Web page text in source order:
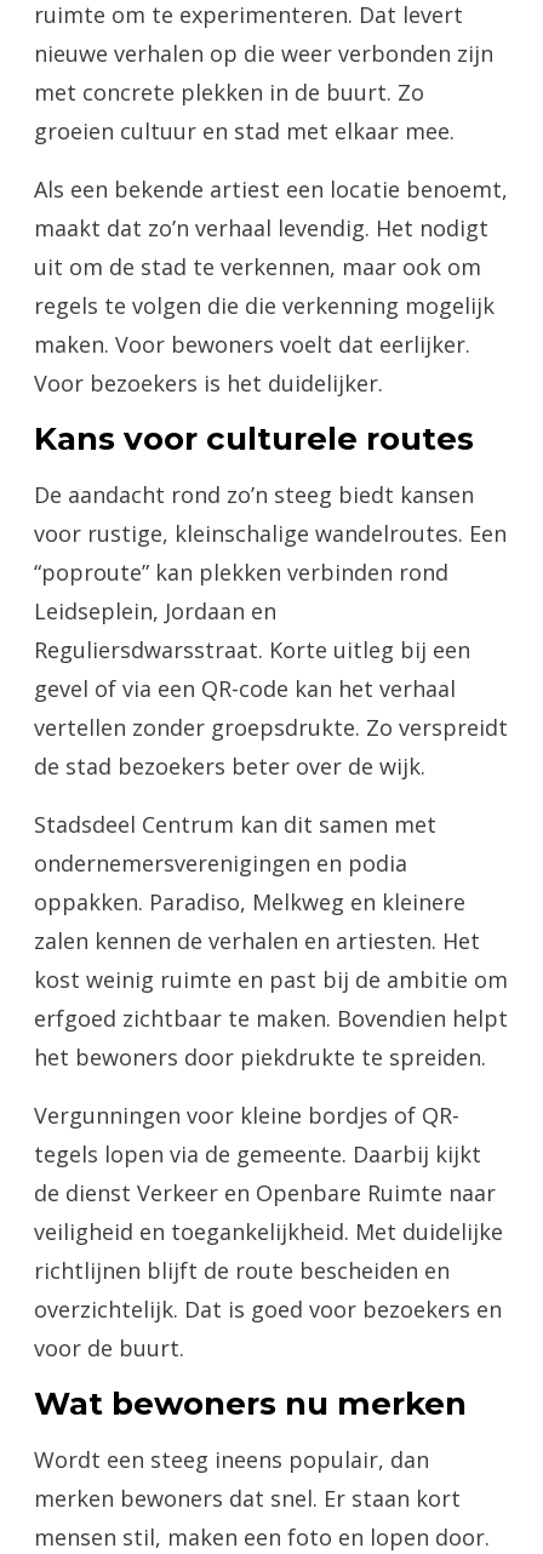
ruimte om te experimenteren. Dat levert
nieuwe verhalen op die weer verbonden zijn
met concrete plekken in de buurt. Zo
groeien cultuur en stad met elkaar mee.
Als een bekende artiest een locatie benoemt,
maakt dat zo’n verhaal levendig. Het nodigt
uit om de stad te verkennen, maar ook om
regels te volgen die die verkenning mogelijk
maken. Voor bewoners voelt dat eerlijker.
Voor bezoekers is het duidelijker.
Kans voor culturele routes
De aandacht rond zo’n steeg biedt kansen
voor rustige, kleinschalige wandelroutes. Een
“poproute” kan plekken verbinden rond
Leidseplein, Jordaan en
Reguliersdwarsstraat. Korte uitleg bij een
gevel of via een QR-code kan het verhaal
vertellen zonder groepsdrukte. Zo verspreidt
de stad bezoekers beter over de wijk.
Stadsdeel Centrum kan dit samen met
ondernemersverenigingen en podia
oppakken. Paradiso, Melkweg en kleinere
zalen kennen de verhalen en artiesten. Het
kost weinig ruimte en past bij de ambitie om
erfgoed zichtbaar te maken. Bovendien helpt
het bewoners door piekdrukte te spreiden.
Vergunningen voor kleine bordjes of QR-
tegels lopen via de gemeente. Daarbij kijkt
de dienst Verkeer en Openbare Ruimte naar
veiligheid en toegankelijkheid. Met duidelijke
richtlijnen blijft de route bescheiden en
overzichtelijk. Dat is goed voor bezoekers en
voor de buurt.
Wat bewoners nu merken
Wordt een steeg ineens populair, dan
merken bewoners dat snel. Er staan kort
mensen stil, maken een foto en lopen door.